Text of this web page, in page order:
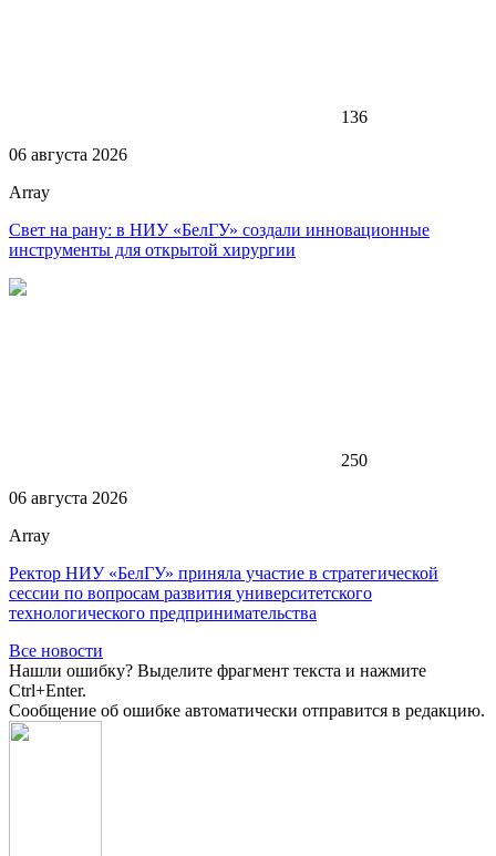
136
06 августа 2026
Array
Свет на рану: в НИУ «БелГУ» создали инновационные
инструменты для открытой хирургии
250
06 августа 2026
Array
Ректор НИУ «БелГУ» приняла участие в стратегической
сессии по вопросам развития университетского
технологического предпринимательства
Все новости
Нашли ошибку? Выделите фрагмент текста и нажмите
Ctrl+Enter.
Сообщение об ошибке автоматически отправится в редакцию.